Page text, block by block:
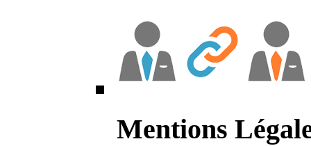
Mentions